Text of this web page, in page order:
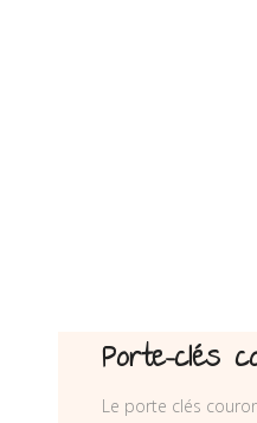
Porte-clés
Le porte clés